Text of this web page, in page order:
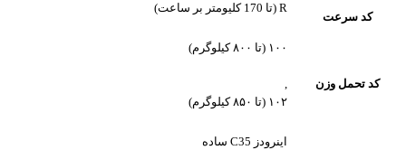
کد سرعت
R (تا 170 کلیومتر بر ساعت)
کد تحمل وزن
۱۰۰ (تا ۸۰۰ کیلوگرم)
,
۱۰۲ (تا ۸۵۰ کیلوگرم)
اینرودز C35 ساده